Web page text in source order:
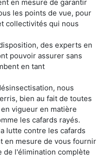
en mesure de garantir
les points de vue, pour
collectivités qui nous
des experts en
pouvoir assurer sans
en tant
nous
bien au fait de toutes
vigueur en matière
les cafards rayés.
lutte contre les cafards
en mesure de vous fournir
de l'élimination complète